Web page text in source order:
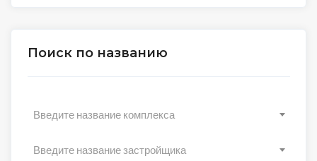
Поиск по названию
Введите название комплекса
Введите название застройщика